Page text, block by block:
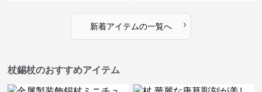
新着アイテムの一覧へ ›
杖錫杖のおすすめアイテム